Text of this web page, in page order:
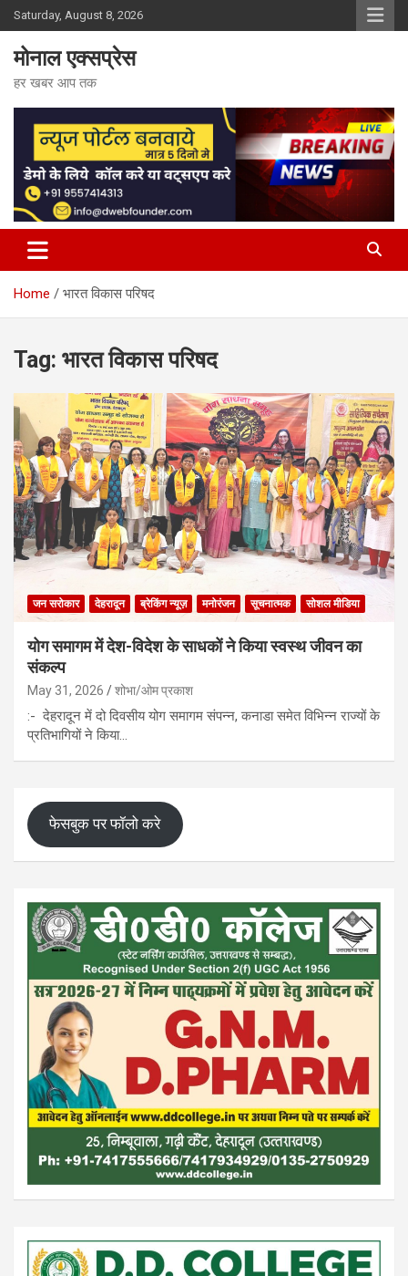
Skip
to
content
Saturday, August 8, 2026
मोनाल एक्सप्रेस
हर खबर आप तक
Home भारत विकास परिषद
Tag: भारत विकास परिषद
जन सरोकार देहरादून ब्रेकिंग न्यूज़ मनोरंजन सूचनात्मक सोशल मीडिया
योग समागम में देश-विदेश के साधकों ने किया स्वस्थ जीवन का
संकल्प
May 31, 2026 शोभा/ओम प्रकाश
:- देहरादून में दो दिवसीय योग समागम संपन्न, कनाडा समेत विभिन्न राज्यों के
प्रतिभागियों ने किया…
फेसबुक पर फॉलो करे